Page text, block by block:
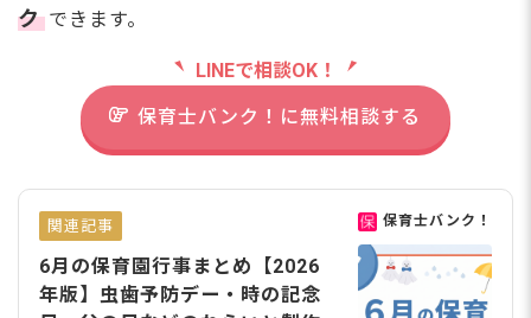
ク できます。
LINEで相談OK！
保育士バンク！に無料相談する
関連記事
6月の保育園行事まとめ【2026
年版】虫歯予防デー・時の記念
保育士バンク！